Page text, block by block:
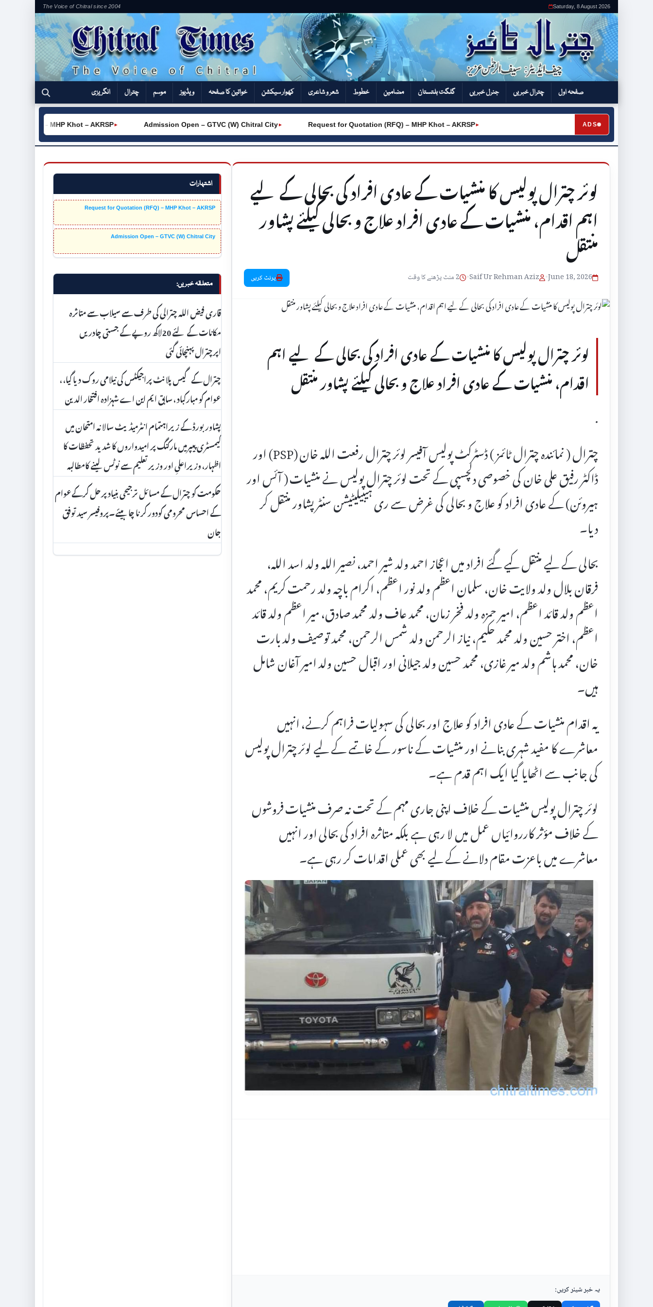
The Voice of Chitral since 2004 Saturday, 8 August 2026
صفحہ اول چترال خبریں جنرل خبریں گلگت بلتستان مضامین خطوط شعر و شاعری کھوار سیکشن‎ خواتین کا صفحہ ویڈیوز موسم چترال انگریزی
ADS
►
(RFQ) – MHP Khot – AKRSP ►
Request for Quotation (RFQ) – MHP Khot – AKRSP
►
Admission Open – GTVC (W) Chitral City
اشتہارات
Request for Quotation (RFQ) – MHP Khot – AKRSP
Admission Open – GTVC (W) Chitral City
متعلقہ خبریں:
قاری فیض اللہ چترالی کی طرف سے سیلاب سے متاثرہ
مکانات کے لئے 20لاکھ روپے کے جستی چادریں
اپرچترال پہنچائی گئی
چترال کے گیس پلانٹ پراجیکٹس کی نیلامی روک دیا گیا، ،
عوام کو مبارکباد ، سابق ایم این اے شہزادہ افتخار الدین
پشاور بورڈ کے زیراہتمام انٹرمیڈیٹ سالانہ امتحان میں
کیمسٹری پیپرمیں مارکنگ پر امیدواروں کا شدید تحفظات کا
اظہار، وزیراعلیِ اور وزیرتعلیم سے نوٹس لینے کامطالبہ
حکومت کو چترال کے مسائل ترجیحی بنیاد پرحل کرکےعوام
کے احساس محرومی کودور کرنا چاہیئے۔پروفیسر سید توفق
جان
لوئر چترال پولیس کا منشیات کے عادی افراد کی بحالی کے لیے
اہم اقدام، منشیات کے عادی افراد علاج و بحالی کیلئے پشاور
منتقل
June 18, 2026
•
Saif Ur Rehman Aziz
• 2 منٹ پڑھنے کا وقت پرنٹ کریں
لوئر چترال پولیس کا منشیات کے عادی افراد کی بحالی کے لیے اہم
اقدام، منشیات کے عادی افراد علاج و بحالی کیلئے پشاور منتقل
.
چترال ( نمائندہ چترال ٹائمز ) ڈسٹرکٹ پولیس آفیسر لوئر چترال رفعت اللہ خان (PSP) اور
ڈاکٹر رفیق علی خان کی خصوصی دلچسپی کے تحت لوئر چترال پولیس نے منشیات ( آئس اور
ہیروئن) کے عادی افراد کو علاج و بحالی کی غرض سے ری ہیبیلیٹیشن سنٹر پشاور منتقل کر
دیا۔
بحالی کے لیے منتقل کیے گئے افراد میں اعجاز احمد ولد شیر احمد، نصیر اللہ ولد اسد اللہ،
فرقان بلال ولد ولایت خان، سلمان اعظم ولد نور اعظم، اکرام باچہ ولد رحمت کریم، محمد
اعظم ولد قائد اعظم، امیر حمزہ ولد فخر زمان، محمد عاف ولد محمد صادق، میر اعظم ولد قائد
اعظم، اختر حسین ولد محمد حکیم، نیاز الرحمن ولد شمس الرحمن، محمد توصیف ولد بارت
خان، محمد ہاشم ولد میر غازی، محمد حسین ولد جیلانی اور اقبال حسین ولد امیر آغان شامل
ہیں۔
یہ اقدام منشیات کے عادی افراد کو علاج اور بحالی کی سہولیات فراہم کرنے، انہیں
معاشرے کا مفید شہری بنانے اور منشیات کے ناسور کے خاتمے کے لیے لوئر چترال پولیس
کی جانب سے اٹھایا گیا ایک اہم قدم ہے۔
لوئر چترال پولیس منشیات کے خلاف اپنی جاری مہم کے تحت نہ صرف منشیات فروشوں
کے خلاف مؤثر کارروائیاں عمل میں لا رہی ہے بلکہ متاثرہ افراد کی بحالی اور انہیں
معاشرے میں باعزت مقام دلانے کے لیے بھی عملی اقدامات کر رہی ہے۔
یہ خبر شیئر کریں: